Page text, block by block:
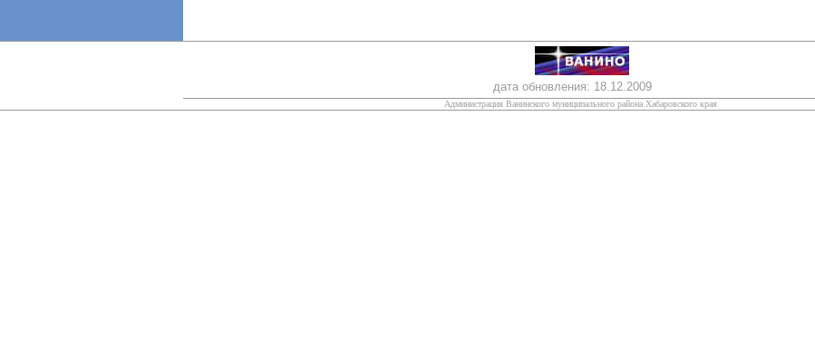
дата обновления: 18.12.2009
Администрация Ванинского муниципального района Хабаровского края